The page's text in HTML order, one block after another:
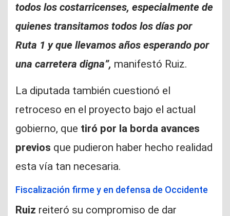
todos los costarricenses, especialmente de
quienes transitamos todos los días por
Ruta 1 y que llevamos años esperando por
una carretera digna”, manifestó Ruiz.
La diputada también cuestionó el
retroceso en el proyecto bajo el actual
gobierno, que tiró por la borda avances
previos que pudieron haber hecho realidad
esta vía tan necesaria.
Fiscalización firme y en defensa de Occidente
Ruiz reiteró su compromiso de dar